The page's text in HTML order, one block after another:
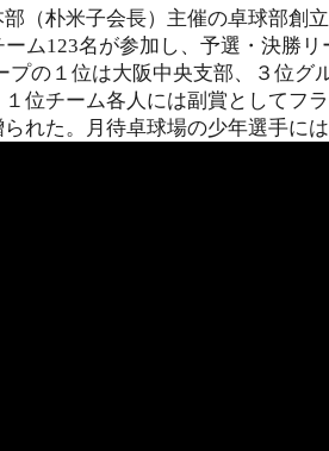
（朴米子会長）主催の卓球部創
ーム123名が参加し、予選・決勝
プの１位は大阪中央支部、３位グ
位チーム各人には副賞としてフ
られた。月待卓球場の少年選手